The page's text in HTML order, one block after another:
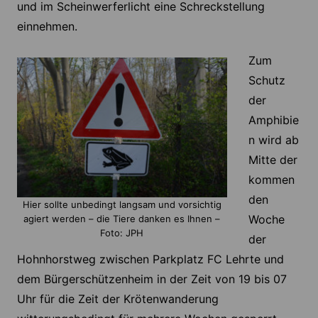
und im Scheinwerferlicht eine Schreckstellung
einnehmen.
Hier sollte unbedingt langsam und vorsichtig
agiert werden – die Tiere danken es Ihnen –
Foto: JPH
Zum
Schutz
der
Amphibie
n wird ab
Mitte der
kommen
den
Woche
der
Hohnhorstweg zwischen Parkplatz FC Lehrte und
dem Bürgerschützenheim in der Zeit von 19 bis 07
Uhr für die Zeit der Krötenwanderung